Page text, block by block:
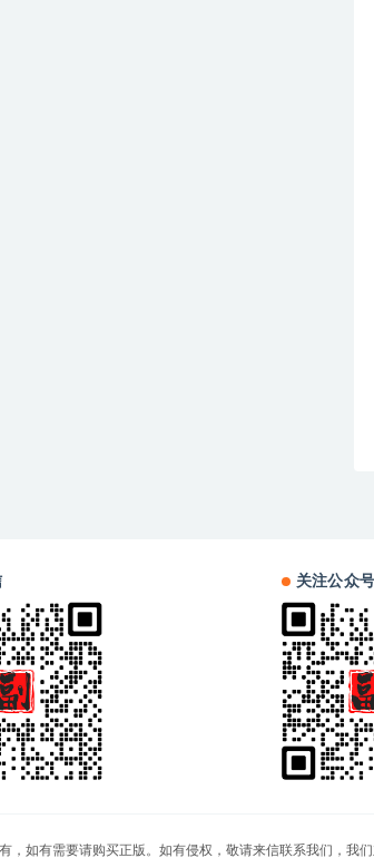
关注公众号
如有需要请购买正版。如有侵权，敬请来信联系我们，我们